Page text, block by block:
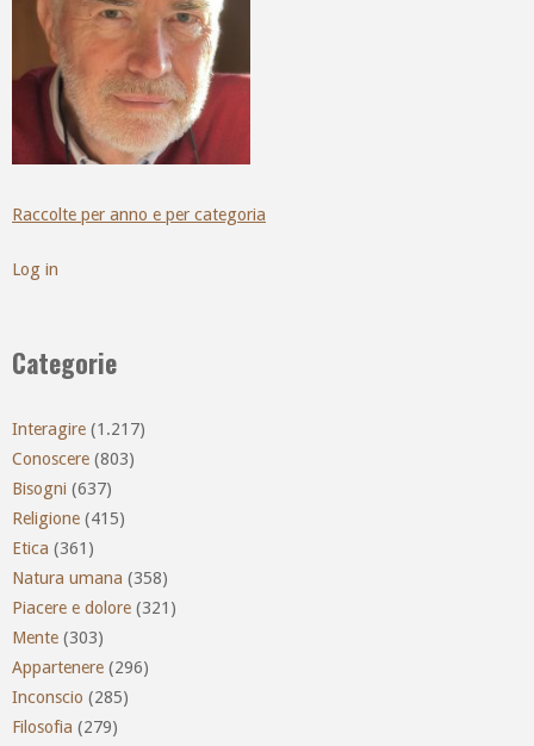
Raccolte per anno e per categoria
Log in
Categorie
Interagire (1.217)
Conoscere (803)
Bisogni (637)
Religione (415)
Etica (361)
Natura umana (358)
Piacere e dolore (321)
Mente (303)
Appartenere (296)
Inconscio (285)
Filosofia (279)